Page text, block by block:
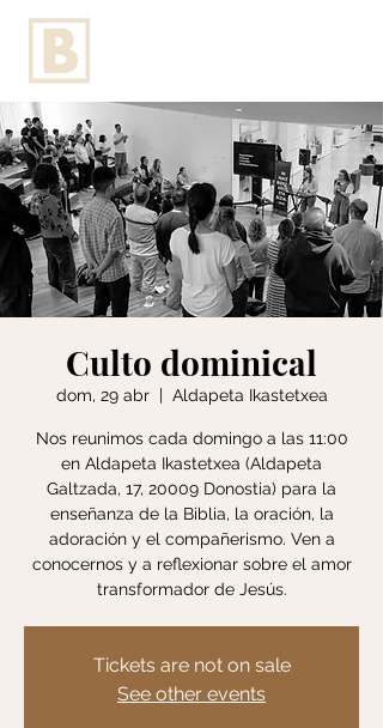
Culto dominical
dom, 29 abr
  |
Aldapeta Ikastetxea
Nos reunimos cada domingo a las 11:00
en Aldapeta Ikastetxea (Aldapeta
Galtzada, 17, 20009 Donostia) para la
enseñanza de la Biblia, la oración, la
adoración y el compañerismo. Ven a
conocernos y a reflexionar sobre el amor
transformador de Jesús.
Tickets are not on sale
See other events